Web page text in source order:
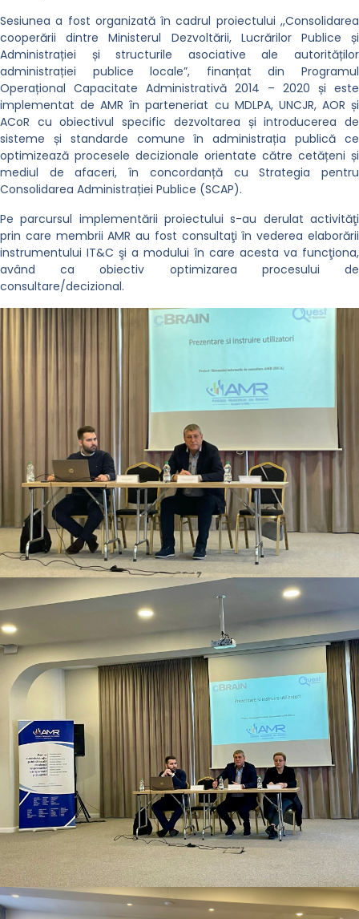
Sesiunea a fost organizată în cadrul proiectului ,,Consolidarea
cooperării dintre Ministerul Dezvoltării, Lucrărilor Publice și
Administrației și structurile asociative ale autorităților
administrației publice locale”, finanțat din Programul
Operațional Capacitate Administrativă 2014 – 2020 și este
implementat de AMR în parteneriat cu MDLPA, UNCJR, AOR și
ACoR cu obiectivul specific dezvoltarea și introducerea de
sisteme și standarde comune în administrația publică ce
optimizează procesele decizionale orientate către cetățeni și
mediul de afaceri, în concordanță cu Strategia pentru
Consolidarea Administrației Publice (SCAP).
Pe parcursul implementării proiectului s-au derulat activităţi
prin care membrii AMR au fost consultaţi în vederea elaborării
instrumentului IT&C şi a modului în care acesta va funcţiona,
având ca obiectiv optimizarea procesului de
consultare/decizional.